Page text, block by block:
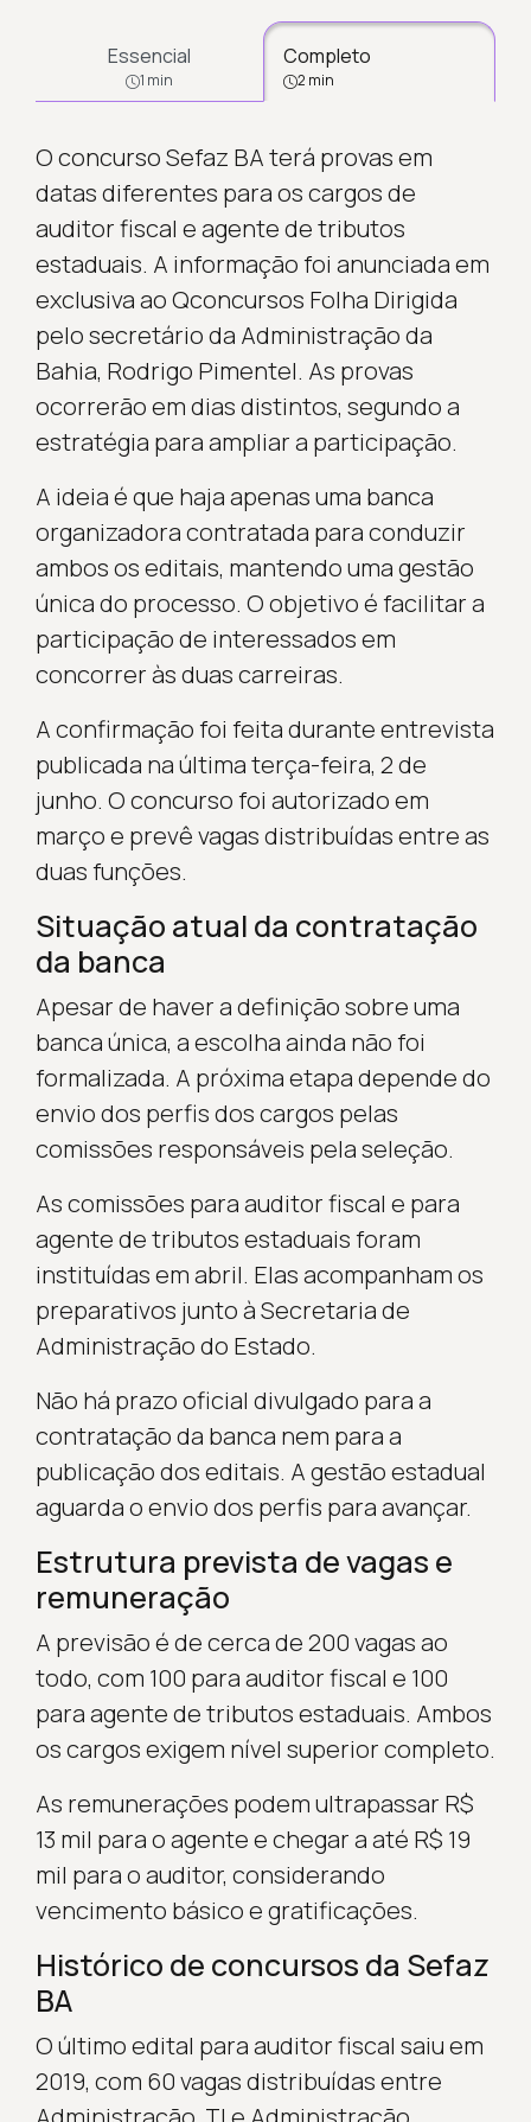
Essencial
1 min
Completo
2 min
O concurso Sefaz BA terá provas em
datas diferentes para os cargos de
auditor fiscal e agente de tributos
estaduais. A informação foi anunciada em
exclusiva ao Qconcursos Folha Dirigida
pelo secretário da Administração da
Bahia, Rodrigo Pimentel. As provas
ocorrerão em dias distintos, segundo a
estratégia para ampliar a participação.
A ideia é que haja apenas uma banca
organizadora contratada para conduzir
ambos os editais, mantendo uma gestão
única do processo. O objetivo é facilitar a
participação de interessados em
concorrer às duas carreiras.
A confirmação foi feita durante entrevista
publicada na última terça-feira, 2 de
junho. O concurso foi autorizado em
março e prevê vagas distribuídas entre as
duas funções.
Situação atual da contratação
da banca
Apesar de haver a definição sobre uma
banca única, a escolha ainda não foi
formalizada. A próxima etapa depende do
envio dos perfis dos cargos pelas
comissões responsáveis pela seleção.
As comissões para auditor fiscal e para
agente de tributos estaduais foram
instituídas em abril. Elas acompanham os
preparativos junto à Secretaria de
Administração do Estado.
Não há prazo oficial divulgado para a
contratação da banca nem para a
publicação dos editais. A gestão estadual
aguarda o envio dos perfis para avançar.
Estrutura prevista de vagas e
remuneração
A previsão é de cerca de 200 vagas ao
todo, com 100 para auditor fiscal e 100
para agente de tributos estaduais. Ambos
os cargos exigem nível superior completo.
As remunerações podem ultrapassar R$
13 mil para o agente e chegar a até R$ 19
mil para o auditor, considerando
vencimento básico e gratificações.
Histórico de concursos da Sefaz
BA
O último edital para auditor fiscal saiu em
2019, com 60 vagas distribuídas entre